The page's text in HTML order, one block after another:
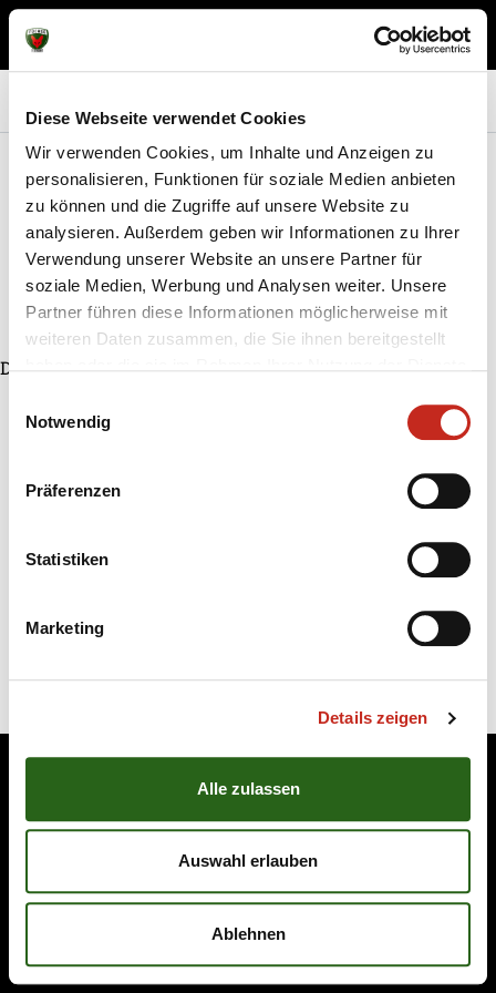
Diese Webseite verwendet Cookies
Wir verwenden Cookies, um Inhalte und Anzeigen zu
personalisieren, Funktionen für soziale Medien anbieten
zu können und die Zugriffe auf unsere Website zu
analysieren. Außerdem geben wir Informationen zu Ihrer
Verwendung unserer Website an unsere Partner für
soziale Medien, Werbung und Analysen weiter. Unsere
Partner führen diese Informationen möglicherweise mit
weiteren Daten zusammen, die Sie ihnen bereitgestellt
Notwendig
Präferenzen
Statistiken
Marketing
Details zeigen
Alle zulassen
Auswahl erlauben
Ablehnen
Diese Seite wurde neu erstellt.
KONTAKT IMPRESSUM DATENSCHUTZ ATGB